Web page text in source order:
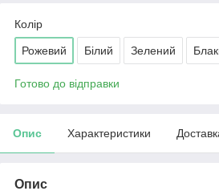
Колір
Рожевий Білий Зелений
Готово до відправки
Опис Характеристики
Опис